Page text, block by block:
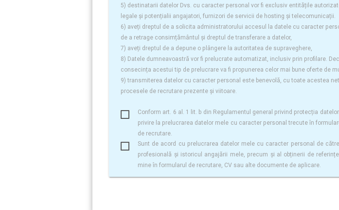
5) destinatarii datelor Dvs. cu caracter personal vor fi exclusiv entitățile
legale și potențialii angajatori, furnizori de servicii de hosting și telecomunicații.
6) aveți dreptul de a solicita administratorului accesul la datele cu caracter
de a retrage consimțământul și dreptul de transferare a datelor,
7) aveți dreptul de a depune o plângere la autoritatea de supraveghere,
8) Datele dumneavoastră vor fi prelucrate automatizat, inclusiv prin profilare.
consecința acestui tip de prelucrare va fi propunerea celor mai bune oferte de
9) transmiterea datelor cu caracter personal este benevolă, cu toate acestea
procesele de recrutare prezente și viitoare.
Conform art. 6 al. 1 lit. b din Regulamentul general privind protecția
privire la prelucrarea datelor mele cu caracter personal trecute în
de recrutare.
Sunt de acord cu prelucrarea datelor mele cu caracter personal de
profesională și istoricul angajării mele, precum și al obținerii de
mine în formularul de recrutare, CV sau alte documente de aplicare.